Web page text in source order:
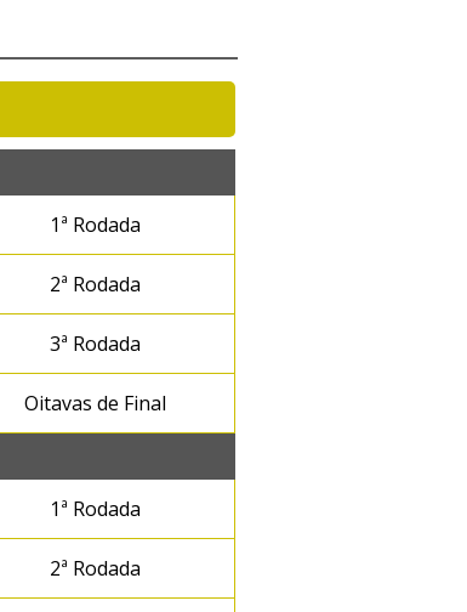
1ª Rodada
2ª Rodada
3ª Rodada
Oitavas de Final
1ª Rodada
2ª Rodada